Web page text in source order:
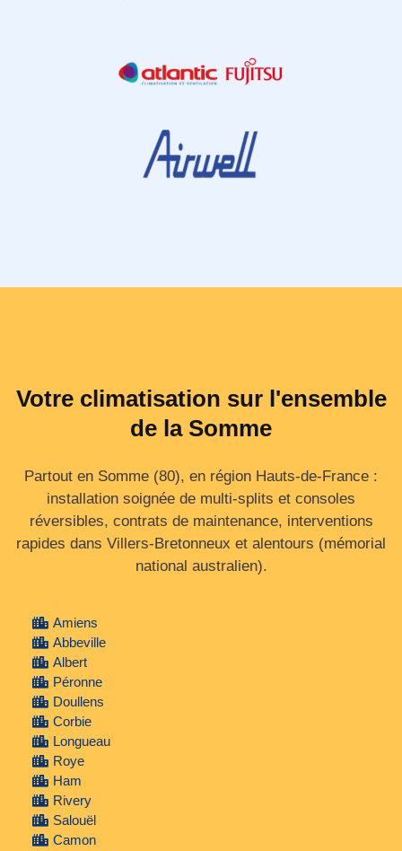
Votre climatisation sur l'ensemble
de la Somme
Partout en Somme (80), en région Hauts-de-France :
installation soignée de multi-splits et consoles
réversibles, contrats de maintenance, interventions
rapides dans Villers-Bretonneux et alentours (mémorial
national australien).
Amiens
Abbeville
Albert
Péronne
Doullens
Corbie
Longueau
Roye
Ham
Rivery
Salouël
Camon